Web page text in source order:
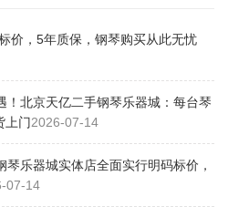
价，5年质保，钢琴购买从此无忧
！北京天亿二手钢琴乐器城：每台琴
上门2026-07-14
琴乐器城实体店全面实行明码标价，
07-14